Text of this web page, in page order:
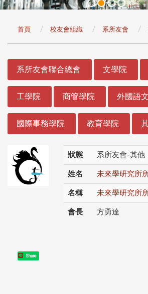
首頁 校友會組織 系所友會
系所友會聯合總會 文學院
工學院 商管學院 外國語
國際事務學院 教育學院
狀態 系所友會-其他
姓名 未來學研究所
名稱 未來學研究所
會長 方勇達
Share